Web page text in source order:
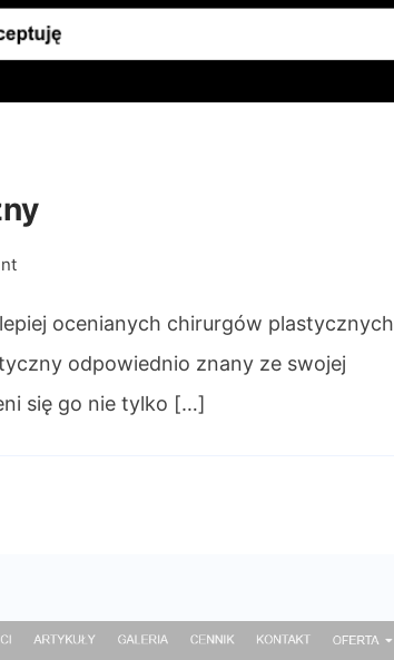
on
chirurgocenianych chirurgów plastycznych
odpowiednio znany ze swojej
się go nie tylko […]